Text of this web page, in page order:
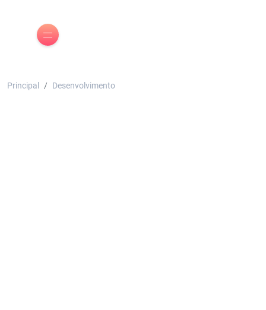
Principal Desenvolvimento